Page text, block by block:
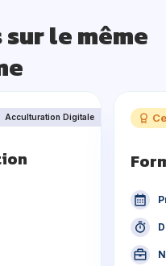
le même
Acculturation Digitale